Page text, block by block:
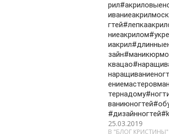
25.03.2019
В "БЛОГ КРИСТИНЫ"